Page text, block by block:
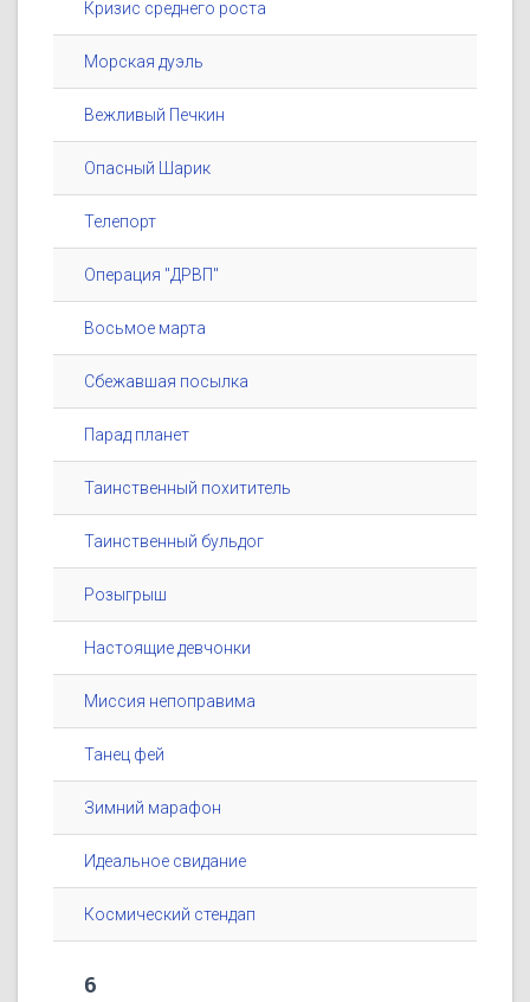
Кризис среднего роста
Морская дуэль
Вежливый Печкин
Опасный Шарик
Телепорт
Операция "ДРВП"
Восьмое марта
Сбежавшая посылка
Парад планет
Таинственный похититель
Таинственный бульдог
Розыгрыш
Настоящие девчонки
Миссия непоправима
Танец фей
Зимний марафон
Идеальное свидание
Космический стендап
6